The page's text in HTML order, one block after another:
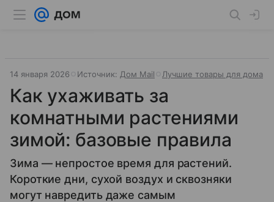
14 января 2026 Источник: Дом Mail Лучшие товары для дома
Как ухаживать за
комнатными растениями
зимой: базовые правила
Зима — непростое время для растений.
Короткие дни, сухой воздух и сквозняки
могут навредить даже самым